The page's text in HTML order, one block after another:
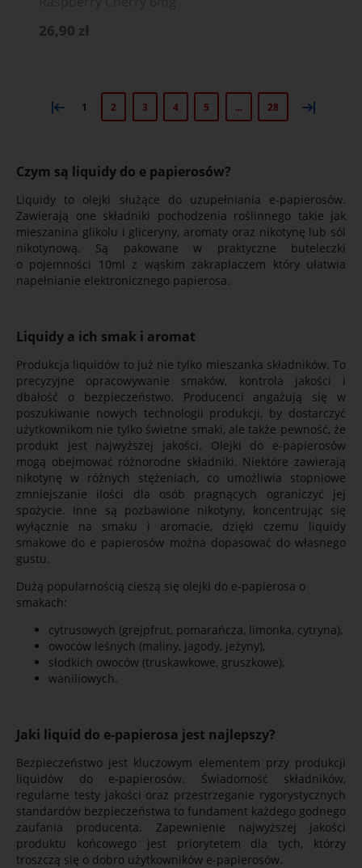
26,90 zł
« 1 2 3 4 5 ... 28 »
Czym są liquidy do e papierosów?
Liquidy to olejki służące do uzupełniania e-papierosów.
Zawierają one składniki pochodzenia roślinnego takie jak
mieszanina glikolu i gliceryny, aromaty oraz nikotynę lub sól
nikotynową. Są pakowane w praktyczne buteleczki
o pojemności 10ml z wąskim zakraplaczem który ułatwia
napełnianie elektronicznego papierosa.
Liquidy a ich smak i aromat
Produkcja liquidów to już nie tylko mieszanka składników. To
precyzyjne opracowywanie smaków, kontrola jakości i
dbałość o bezpieczeństwo. Producenci angażują się w
poszukiwanie nowych technologii produkcji, by dostarczyć
użytkownikom nie tylko świetne smaki, ale także pewność, że
produkt jest najwyższej jakości. Olejki do e-papierosów
mogą obejmować różnorodne składniki. Niektóre zawierają
nikotynę w różnych stężeniach, co umożliwia stopniowe
zmniejszanie ilości dla osób pragnących ograniczyć jej
spożycie. Inne są pozbawione nikotyny, koncentrując się
wyłącznie na smaku i aromacie, dzięki czemu liquidy
smakowe do e papierosów można dopasować do własnego
gustu.
Dużą popularnością cieszą się olejki do e-papierosa o
smakach:
cytrusowych (grejpfrut, pomarańcza, limonka, cytryna),
owoców leśnych (maliny, jagody, jeżyny),
słodkich owoców (truskawkowe, gruszkowe),
waniliowych.
Jaki liquid do e-papierosa jest najlepszy?
Bezpieczeństwo jest kluczowym elementem przy produkcji
liquidów do e-papierosów. Świadomość składników,
regularne testy jakości oraz przestrzeganie rygorystycznych
standardów bezpieczeństwa to fundament każdego godnego
zaufania producenta. Zapewnienie najwyższej jakości
produktu końcowego jest priorytetem dla tych, którzy
troszczą się o dobro użytkowników e-papierosów.